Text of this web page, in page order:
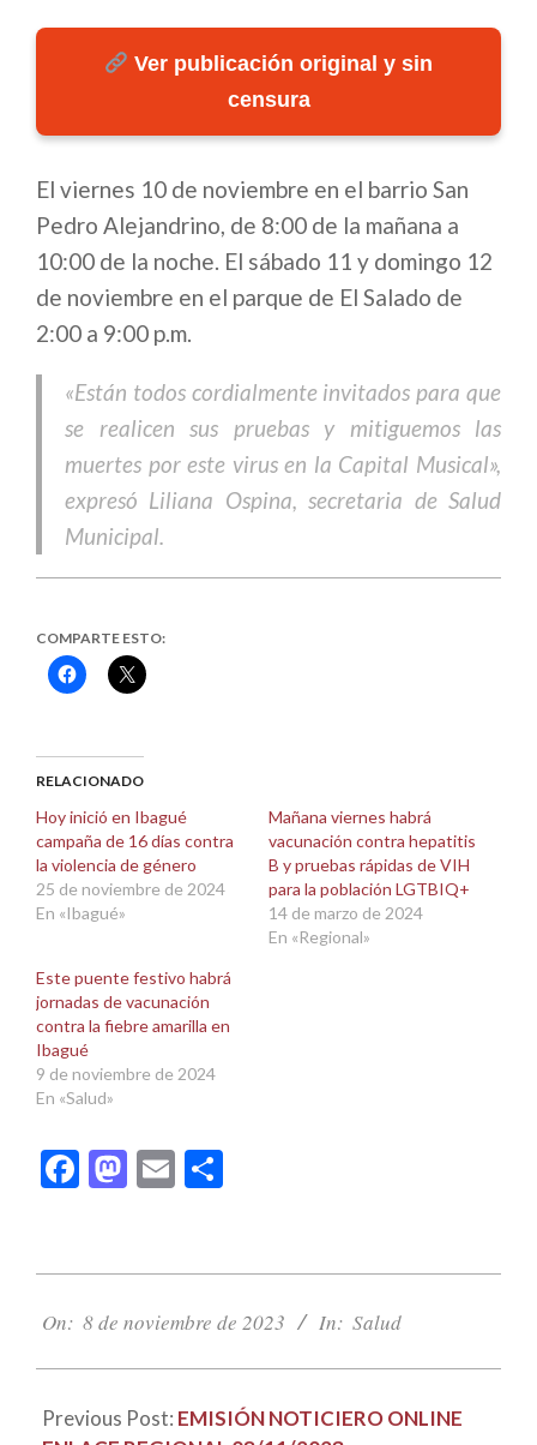
Ver publicación original y sin
censura
El viernes 10 de noviembre en el barrio San
Pedro Alejandrino, de 8:00 de la mañana a
10:00 de la noche. El sábado 11 y domingo 12
de noviembre en el parque de El Salado de
2:00 a 9:00 p.m.
«Están todos cordialmente invitados para que
se realicen sus pruebas y mitiguemos las
muertes por este virus en la Capital Musical»,
expresó Liliana Ospina, secretaria de Salud
Municipal.
COMPARTE ESTO:
Haz
clic
(Se
abre
una
ventana
nueva)
Haz
clic
(Se
abre
una
ventana
nueva)
RELACIONADO
Hoy inició en Ibagué
campaña de 16 días contra
la violencia de género
25 de noviembre de 2024
En «Ibagué»
Mañana viernes habrá
vacunación contra hepatitis
B y pruebas rápidas de VIH
para la población LGTBIQ+
14 de marzo de 2024
En «Regional»
Este puente festivo habrá
jornadas de vacunación
contra la fiebre amarilla en
Ibagué
9 de noviembre de 2024
En «Salud»
Facebook
Mastodon
Email
11-
On: 8 de noviembre de 2023 In: Salud
Previous Post: EMISIÓN NOTICIERO ONLINE